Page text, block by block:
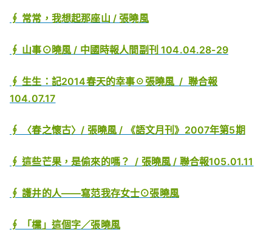
∮ 常常，我想起那座山 / 張曉風
∮ 山事⊙曉風 / 中國時報人間副刊 104.04.28-29
∮ 生生：記2014春天的幸事☉張曉風 / 聯合報
104.07.17
∮ 〈春之懷古〉/ 張曉風 / 《語文月刊》2007年第5期
∮ 這些芒果，是偷來的嗎？ / 張曉風 / 聯合報105.01.11
∮ 護井的人——寫范我存女士⊙張曉風
∮ 「欓」這個字／張曉風